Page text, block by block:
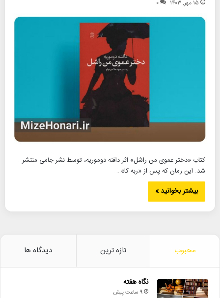
۱۵ مهر, ۱۴۰۳ ۰
کتاب «دختر عموی من راشل» اثر دافنه دوموریه، توسط نشر جامی منتشر
شد. این رمان که پس از «ربه کا»…
بیشتر بخوانید »
محبوب تازه ترین دیدگاه ها
نگاه هفته
9 ساعت پیش